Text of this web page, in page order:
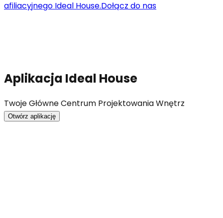
afiliacyjnego Ideal House.Dołącz do nas
Aplikacja Ideal House
Twoje Główne Centrum Projektowania Wnętrz
Otwórz aplikację